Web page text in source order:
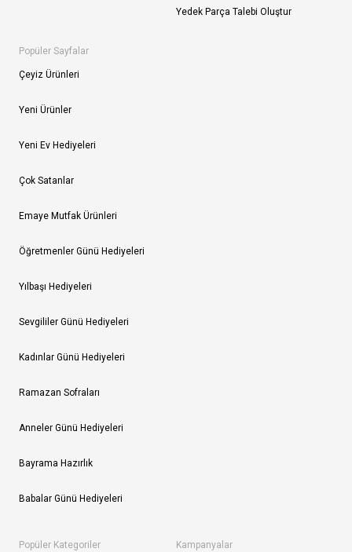
Yedek Parça Talebi Oluştur
Popüler Sayfalar
Çeyiz Ürünleri
Yeni Ürünler
Yeni Ev Hediyeleri
Çok Satanlar
Emaye Mutfak Ürünleri
Öğretmenler Günü Hediyeleri
Yılbaşı Hediyeleri
Sevgililer Günü Hediyeleri
Kadınlar Günü Hediyeleri
Ramazan Sofraları
Anneler Günü Hediyeleri
Bayrama Hazırlık
Babalar Günü Hediyeleri
Popüler Kategoriler Kampanyalar